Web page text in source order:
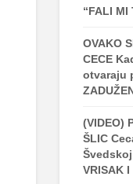
“FALI MI
OVAKO
CECE
otvaraju
(VIDEO)
ŠLIC
VRISAK I